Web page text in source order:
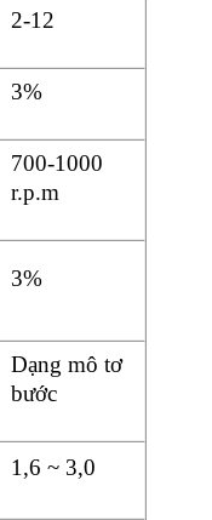
2-12
3%
700-1000
r.p.m
3%
Dạng mô tơ
bước
1,6 ~ 3,0